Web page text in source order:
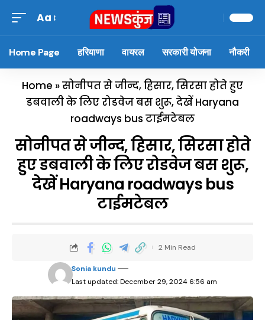
Aa
Home Page हरियाणा वायरल सरकारी योजना नौकरी
Home »सोनीपत से जीन्द, हिसार, सिरसा होते हुए
डबवाली के लिए रोडवेज बस शुरू, देखें Haryana
roadways bus टाईमटेबल
सोनीपत से जीन्द, हिसार, सिरसा होते
हुए डबवाली के लिए रोडवेज बस शुरू,
देखें Haryana roadways bus
टाईमटेबल
Last updated: December 29, 2024 6:56 am
Sonia kundu
2 Min Read